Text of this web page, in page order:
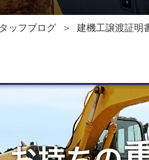
ッフブログ 建機工譲渡証明